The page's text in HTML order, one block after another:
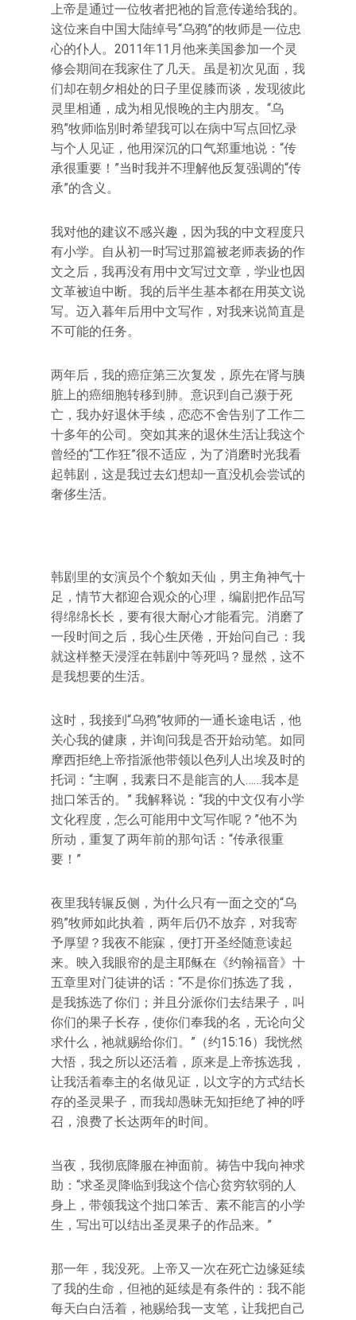
上帝是通过一位牧者把祂的旨意传递给我的。
这位来自中国大陆绰号“乌鸦”的牧师是一位忠
心的仆人。2011年11月他来美国参加一个灵
修会期间在我家住了几天。虽是初次见面，我
们却在朝夕相处的日子里促膝而谈，发现彼此
灵里相通，成为相见恨晚的主内朋友。“乌
鸦”牧师临別时希望我可以在病中写点回忆录
与个人见证，他用深沉的口气郑重地说：“传
承很重要！”当时我并不理解他反复强调的“传
承”的含义。
我对他的建议不感兴趣，因为我的中文程度只
有小学。自从初一时写过那篇被老师表扬的作
文之后，我再没有用中文写过文章，学业也因
文革被迫中断。我的后半生基本都在用英文说
写。迈入暮年后用中文写作，对我来说简直是
不可能的任务。
两年后，我的癌症第三次复发，原先在肾与胰
脏上的癌细胞转移到肺。意识到自己濒于死
亡，我办好退休手续，恋恋不舍告别了工作二
十多年的公司。突如其来的退休生活让我这个
曾经的“工作狂”很不适应，为了消磨时光我看
起韩剧，这是我过去幻想却一直没机会尝试的
奢侈生活。
韩剧里的女演员个个貌如天仙，男主角神气十
足，情节大都迎合观众的心理，编剧把作品写
得绵绵长长，要有很大耐心才能看完。消磨了
一段时间之后，我心生厌倦，开始问自己：我
就这样整天浸淫在韩剧中等死吗？显然，这不
是我想要的生活。
这时，我接到“乌鸦”牧师的一通长途电话，他
关心我的健康，并询问我是否开始动笔。如同
摩西拒绝上帝指派他带领以色列人出埃及时的
托词：“主啊，我素日不是能言的人……我本是
拙口笨舌的。” 我解释说：“我的中文仅有小学
文化程度，怎么可能用中文写作呢？”他不为
所动，重复了两年前的那句话：“传承很重
要！”
夜里我转辗反侧，为什么只有一面之交的“乌
鸦”牧师如此执着，两年后仍不放弃，对我寄
予厚望？我夜不能寐，便打开圣经随意读起
来。映入我眼帘的是主耶稣在《约翰福音》十
五章里对门徒讲的话：“不是你们拣选了我，
是我拣选了你们；并且分派你们去结果子，叫
你们的果子长存，使你们奉我的名，无论向父
求什么，祂就赐给你们。”（约15:16）我恍然
大悟，我之所以还活着，原来是上帝拣选我，
让我活着奉主的名做见证，以文字的方式结长
存的圣灵果子，而我却愚昧无知拒绝了神的呼
召，浪费了长达两年的时间。
当夜，我彻底降服在神面前。祷告中我向神求
助：“求圣灵降临到我这个信心贫穷软弱的人
身上，带领我这个拙口笨舌、素不能言的小学
生，写出可以结出圣灵果子的作品来。”
那一年，我没死。上帝又一次在死亡边缘延续
了我的生命，但祂的延续是有条件的：我不能
每天白白活着，祂赐给我一支笔，让我把自己